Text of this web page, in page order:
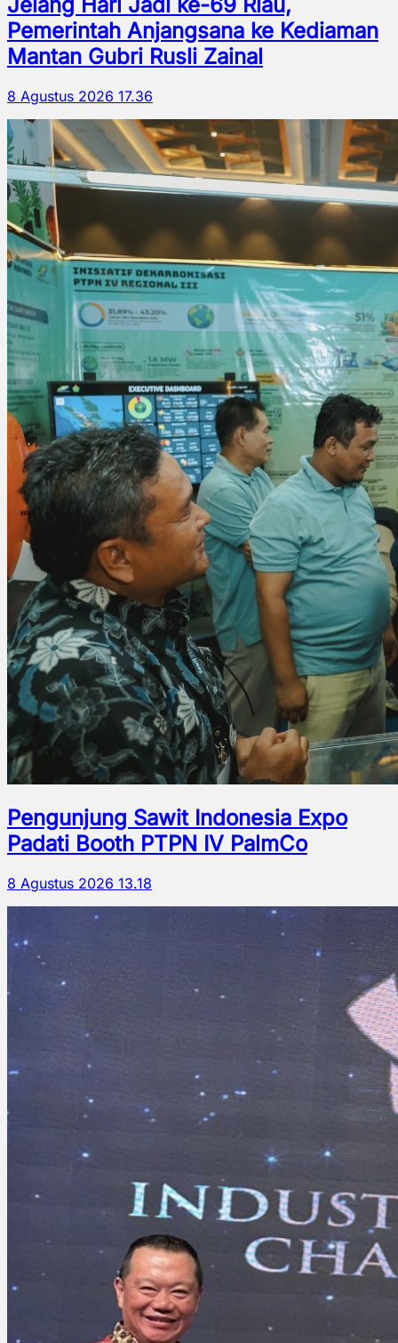
Pemerintah Anjangsana ke Kediaman
Mantan Gubri Rusli Zainal
8 Agustus 2026 17.36
Pengunjung Sawit Indonesia Expo
Padati Booth PTPN IV PalmCo
8 Agustus 2026 13.18